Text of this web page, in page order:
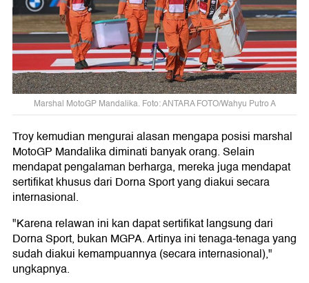
Marshal MotoGP Mandalika. Foto: ANTARA FOTO/Wahyu Putro A
Troy kemudian mengurai alasan mengapa posisi marshal
MotoGP Mandalika diminati banyak orang. Selain
mendapat pengalaman berharga, mereka juga mendapat
sertifikat khusus dari Dorna Sport yang diakui secara
internasional.
"Karena relawan ini kan dapat sertifikat langsung dari
Dorna Sport, bukan MGPA. Artinya ini tenaga-tenaga yang
sudah diakui kemampuannya (secara internasional),"
ungkapnya.